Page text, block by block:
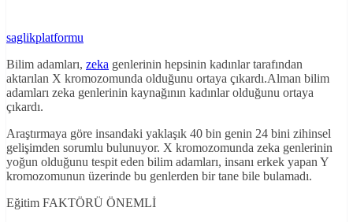
saglikplatformu
Bilim adamları, zeka genlerinin hepsinin kadınlar tarafından
aktarılan X kromozomunda olduğunu ortaya çıkardı.Alman bilim
adamları zeka genlerinin kaynağının kadınlar olduğunu ortaya
çıkardı.
Araştırmaya göre insandaki yaklaşık 40 bin genin 24 bini zihinsel
gelişimden sorumlu bulunuyor. X kromozomunda zeka genlerinin
yoğun olduğunu tespit eden bilim adamları, insanı erkek yapan Y
kromozomunun üzerinde bu genlerden bir tane bile bulamadı.
Eğitim FAKTÖRÜ ÖNEMLİ